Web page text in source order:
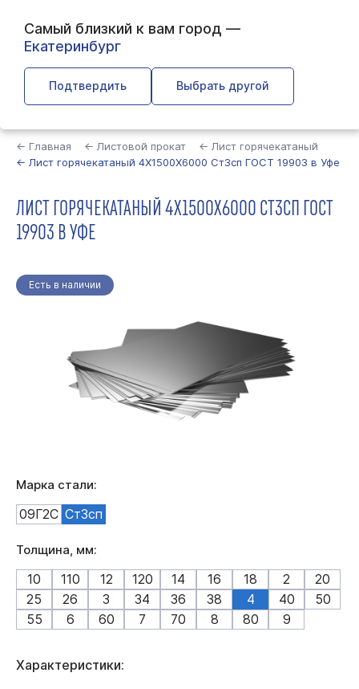
Самый близкий к вам город —
Екатеринбург
Подтвердить Выбрать другой
← Главная ← Листовой прокат
← Лист горячекатаный
← Лист горячекатаный 4Х1500Х6000 Ст3сп ГОСТ 19903 в Уфе
ЛИСТ ГОРЯЧЕКАТАНЫЙ 4Х1500Х6000 СТ3СП ГОСТ
19903 В УФЕ
Есть в наличии
Марка стали:
09Г2С Ст3сп
Толщина, мм:
10 110 12 120 14 16 18 2
20
25
26 3 34 36 38 4 40
50
55
6 60 7 70 8 80 9
Характеристики: